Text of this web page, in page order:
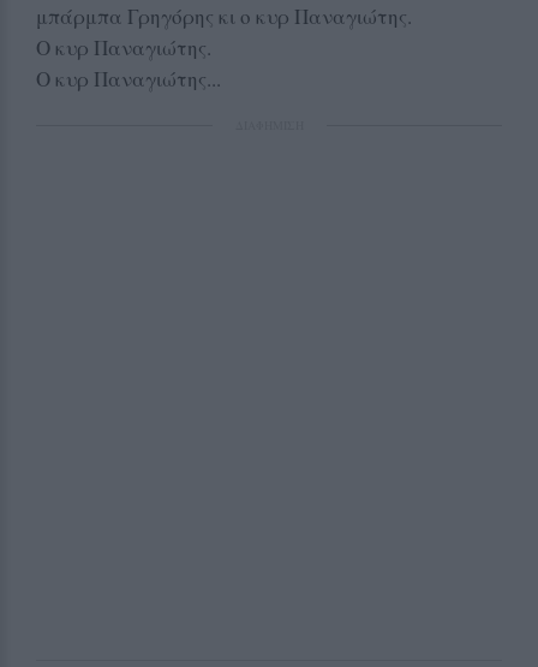
μπάρμπα Γρηγόρης κι ο κυρ Παναγιώτης.
Ο κυρ Παναγιώτης.
Ο κυρ Παναγιώτης...